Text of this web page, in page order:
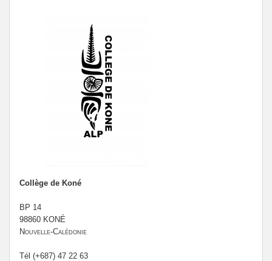
Collège de Koné
BP 14
98860 KONÉ
Nouvelle-Calédonie
Tél (+687) 47 22 63